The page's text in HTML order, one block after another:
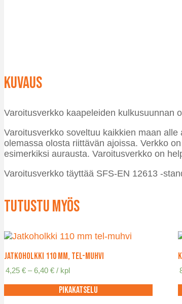
Kuvaus
Varoitusverkko kaapeleiden kulkusuunnan
Varoitusverkko soveltuu kaikkien maan
olemassa olosta riittävän ajoissa. Verkko
esimerkiksi aurausta. Varoitusverkko on
Varoitusverkko täyttää SFS-EN 12613 -
Tutustu myös
Jatkoholkki 110 mm, TEL-muhvi
4,25€ – 6,40€Hintaluokka:
6,40 €
/ kpl
Pikakatselu